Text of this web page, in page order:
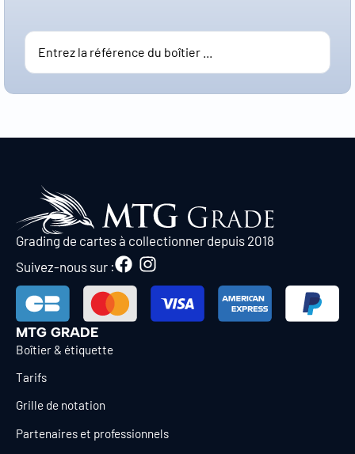
Grading de cartes à collectionner depuis 2018
Suivez-nous sur :
MTG GRADE
Boîtier & étiquette
Tarifs
Grille de notation
Partenaires et professionnels